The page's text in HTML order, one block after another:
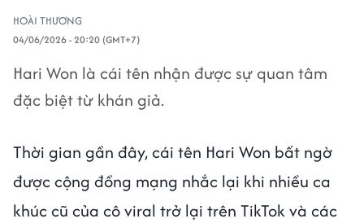
HOÀI THƯƠNG
04/06/2026 - 20:20 (GMT+7)
Hari Won là cái tên nhận được sự quan tâm
đặc biệt từ khán giả.
Thời gian gần đây, cái tên Hari Won bất ngờ
được cộng đồng mạng nhắc lại khi nhiều ca
khúc cũ của cô viral trở lại trên TikTok và các